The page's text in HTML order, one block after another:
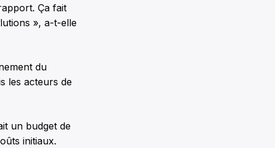
Ça fait
», a-t-elle
du
les acteurs de
un budget de
initiaux.